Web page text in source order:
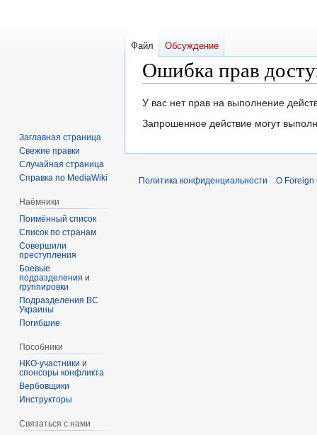
Ошибка прав
Перейти
к
Перейти
к
У вас нет прав на выполнение
Запрошенное действие могут
Файл Обсуждение
Заглавная страница
Свежие правки
Случайная страница
Справка по MediaWiki
Наёмники
Поимённый список
Список по странам
Совершили
преступления
Боевые
подразделения и
группировки
Подразделения ВС
Украины
Погибшие
Пособники
спонсоры конфликта
‏‎Вербовщики
Инструкторы
Связаться с нами
Политика конфиденциальности О Foreign